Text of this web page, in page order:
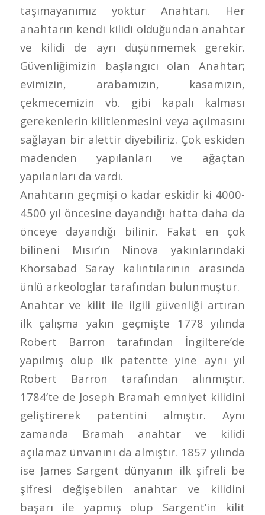
taşımayanımız yoktur Anahtarı. Her
anahtarın kendi kilidi olduğundan anahtar
ve kilidi de ayrı düşünmemek gerekir.
Güvenliğimizin başlangıcı olan Anahtar;
evimizin, arabamızın, kasamızın,
çekmecemizin vb. gibi kapalı kalması
gerekenlerin kilitlenmesini veya açılmasını
sağlayan bir alettir diyebiliriz. Çok eskiden
madenden yapılanları ve ağaçtan
yapılanları da vardı.
Anahtarın geçmişi o kadar eskidir ki 4000-
4500 yıl öncesine dayandığı hatta daha da
önceye dayandığı bilinir. Fakat en çok
bilineni Mısır’ın Ninova yakınlarındaki
Khorsabad Saray kalıntılarının arasında
ünlü arkeologlar tarafından bulunmuştur.
Anahtar ve kilit ile ilgili güvenliği artıran
ilk çalışma yakın geçmişte 1778 yılında
Robert Barron tarafından İngiltere’de
yapılmış olup ilk patentte yine aynı yıl
Robert Barron tarafından alınmıştır.
1784’te de Joseph Bramah emniyet kilidini
geliştirerek patentini almıştır. Aynı
zamanda Bramah anahtar ve kilidi
açılamaz ünvanını da almıştır. 1857 yılında
ise James Sargent dünyanın ilk şifreli be
şifresi değişebilen anahtar ve kilidini
başarı ile yapmış olup Sargent’in kilit